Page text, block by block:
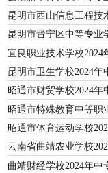
昆明市西山信息工程技
昆明市晋宁区中等专业
宜良职业技术学校2024
昆明市卫生学校2024年
昭通市财贸学校2024年
昭通市特殊教育中等职
昭通市体育运动学校
云南省曲靖农业学校
曲靖财经学校2024年中